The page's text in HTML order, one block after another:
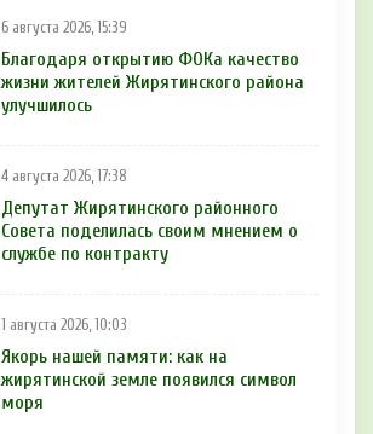
6 августа 2026, 15:39
Благодаря открытию ФОКа качество
жизни жителей Жирятинского района
улучшилось
4 августа 2026, 17:38
Депутат Жирятинского районного
Совета поделилась своим мнением о
службе по контракту
1 августа 2026, 10:03
Якорь нашей памяти: как на
жирятинской земле появился символ
моря